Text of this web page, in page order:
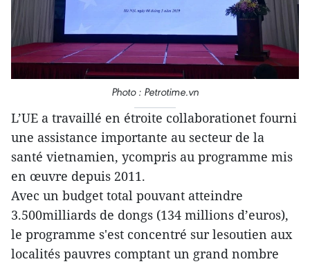
Photo : Petrotime.vn
L’UE a travaillé en étroite collaborationet fourni
une assistance importante au secteur de la
santé vietnamien, ycompris au programme mis
en œuvre depuis 2011.
Avec un budget total pouvant atteindre
3.500milliards de dongs (134 millions d’euros),
le programme s'est concentré sur lesoutien aux
localités pauvres comptant un grand nombre